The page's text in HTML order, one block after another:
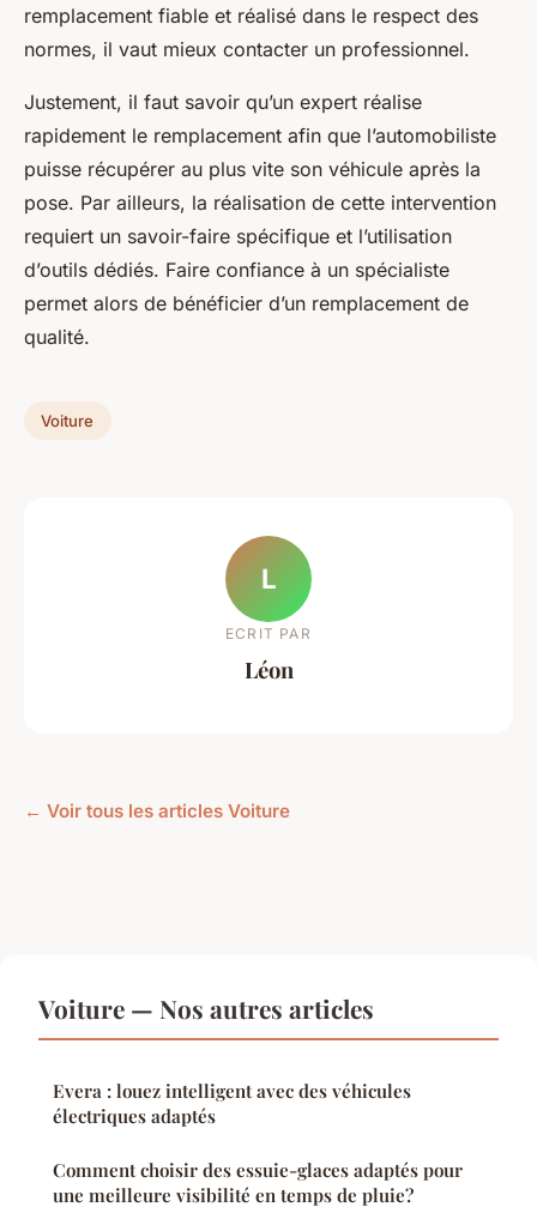
remplacement fiable et réalisé dans le respect des
normes, il vaut mieux contacter un professionnel.
Justement, il faut savoir qu’un expert réalise
rapidement le remplacement afin que l’automobiliste
puisse récupérer au plus vite son véhicule après la
pose. Par ailleurs, la réalisation de cette intervention
requiert un savoir-faire spécifique et l’utilisation
d’outils dédiés. Faire confiance à un spécialiste
permet alors de bénéficier d’un remplacement de
qualité.
Voiture
L
ECRIT PAR
Léon
← Voir tous les articles Voiture
Voiture — Nos autres articles
Evera : louez intelligent avec des véhicules
électriques adaptés
Comment choisir des essuie-glaces adaptés pour
une meilleure visibilité en temps de pluie?